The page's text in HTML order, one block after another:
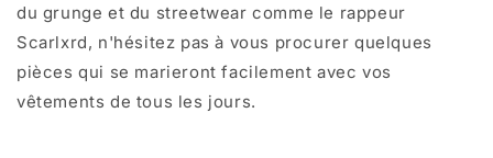
du grunge et du streetwear comme le rappeur
Scarlxrd, n'hésitez pas à vous procurer quelques
pièces qui se marieront facilement avec vos
vêtements de tous les jours.